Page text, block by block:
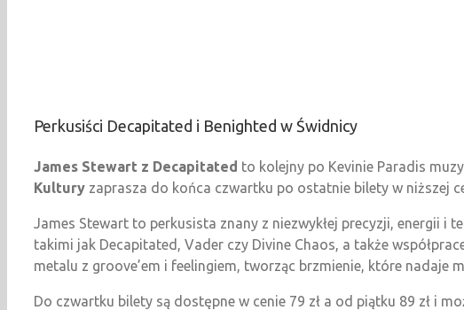
Perkusiści Decapitated i Benighted w Świdnicy
James Stewart z Decapitated to kolejny po Kevinie Paradis
Kultury zaprasza do końca czwartku po ostatnie bilety w niższej
James Stewart to perkusista znany z niezwykłej precyzji, energii i
takimi jak Decapitated, Vader czy Divine Chaos, a także
metalu z groove’em i feelingiem, tworząc brzmienie, które nadaje
Do czwartku bilety są dostępne w cenie 79 zł a od piątku 89 zł i